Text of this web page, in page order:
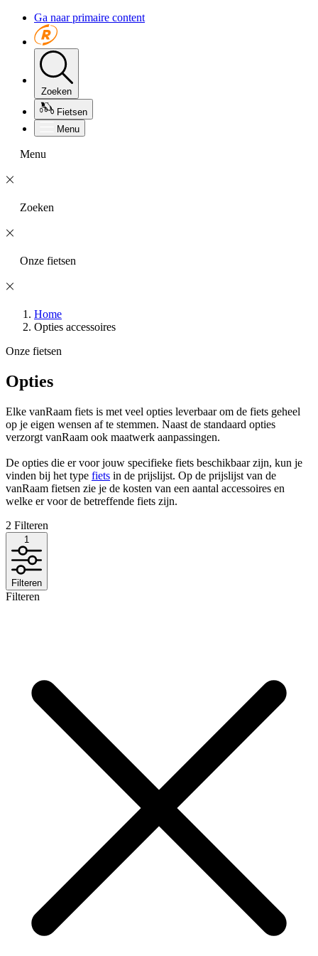
Ga naar primaire content
Zoeken
Fietsen
Menu
Menu
Zoeken
Onze fietsen
Home
Opties accessoires
Onze fietsen
Opties
Elke vanRaam fiets is met veel opties leverbaar om de fiets geheel
op je eigen wensen af te stemmen. Naast de standaard opties
verzorgt vanRaam ook maatwerk aanpassingen.
De opties die er voor jouw specifieke fiets beschikbaar zijn, kun je
vinden bij het type fiets in de prijslijst. Op de prijslijst van de
vanRaam fietsen zie je de kosten van een aantal accessoires en
welke er voor de betreffende fiets zijn.
2 Filteren
1
Filteren
Filteren